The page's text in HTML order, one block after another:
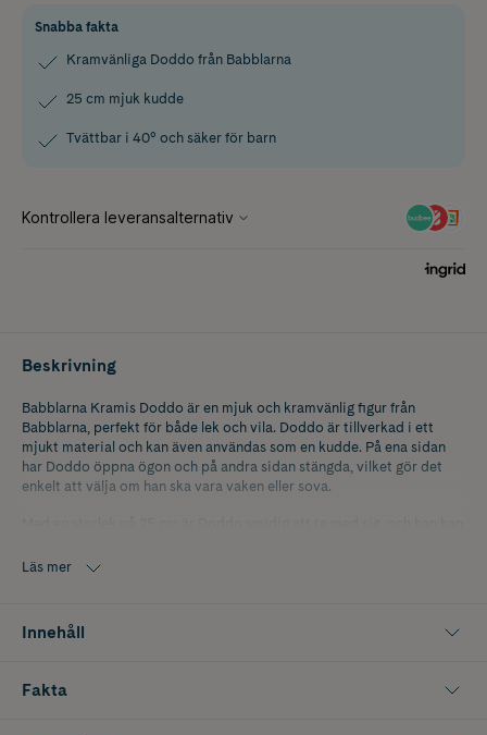
Snabba fakta
Kramvänliga Doddo från Babblarna
25 cm mjuk kudde
Tvättbar i 40° och säker för barn
Beskrivning
Babblarna Kramis Doddo är en mjuk och kramvänlig figur från
Babblarna, perfekt för både lek och vila. Doddo är tillverkad i ett
mjukt material och kan även användas som en kudde. På ena sidan
har Doddo öppna ögon och på andra sidan stängda, vilket gör det
enkelt att välja om han ska vara vaken eller sova.
EN71 för säker lek.
Läs mer
Innehåll
Fakta